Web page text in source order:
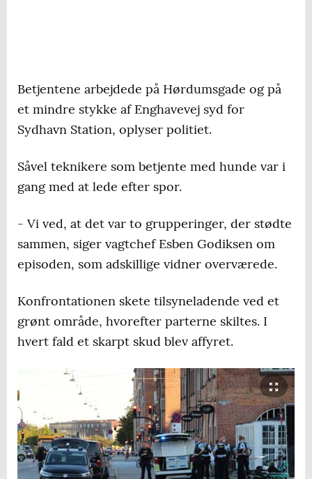
Betjentene arbejdede på Hørdumsgade og på
et mindre stykke af Enghavevej syd for
Sydhavn Station, oplyser politiet.
Såvel teknikere som betjente med hunde var i
gang med at lede efter spor.
- Vi ved, at det var to grupperinger, der stødte
sammen, siger vagtchef Esben Godiksen om
episoden, som adskillige vidner overværede.
Konfrontationen skete tilsyneladende ved et
grønt område, hvorefter parterne skiltes. I
hvert fald et skarpt skud blev affyret.